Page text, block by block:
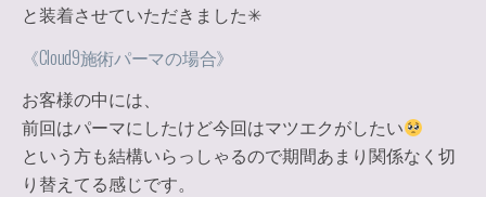
と装着させていただきました✳︎
《Cloud9施術パーマの場合》
お客様の中には、
前回はパーマにしたけど今回はマツエクがしたい
という方も結構いらっしゃるので期間あまり関係なく切
り替えてる感じです。